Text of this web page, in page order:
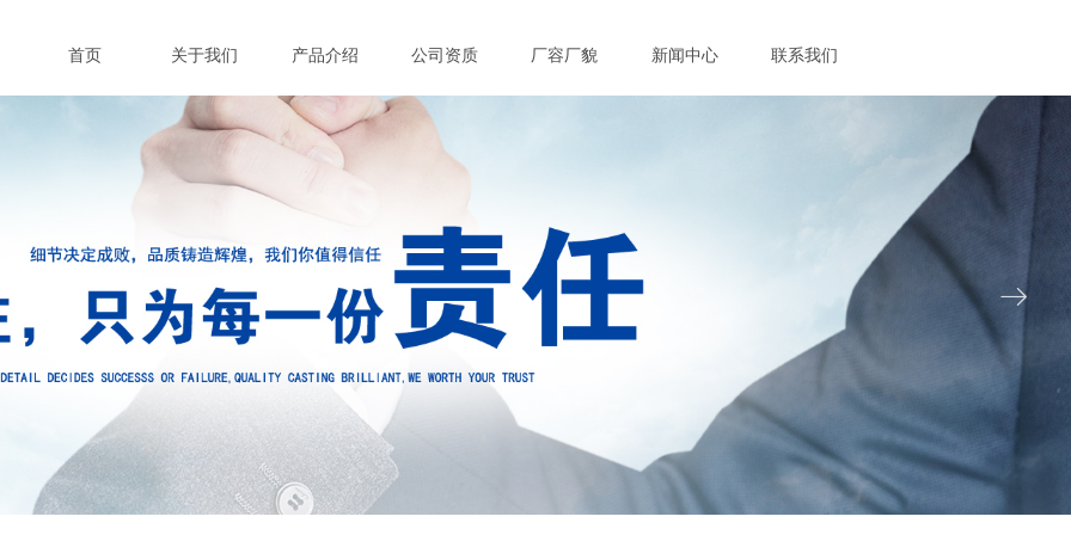
首页 关于我们 产品介绍 公司资质 厂容厂貌 新闻中心 联系我们
ꁹ